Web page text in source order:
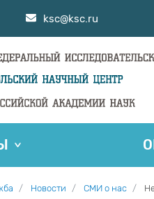
ksc@ksc.ru
Новости СМИ о нас